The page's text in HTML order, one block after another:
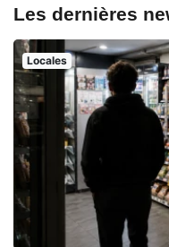
Les dernières
Locales